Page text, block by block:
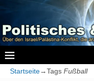
Startseite→Tags Fußball